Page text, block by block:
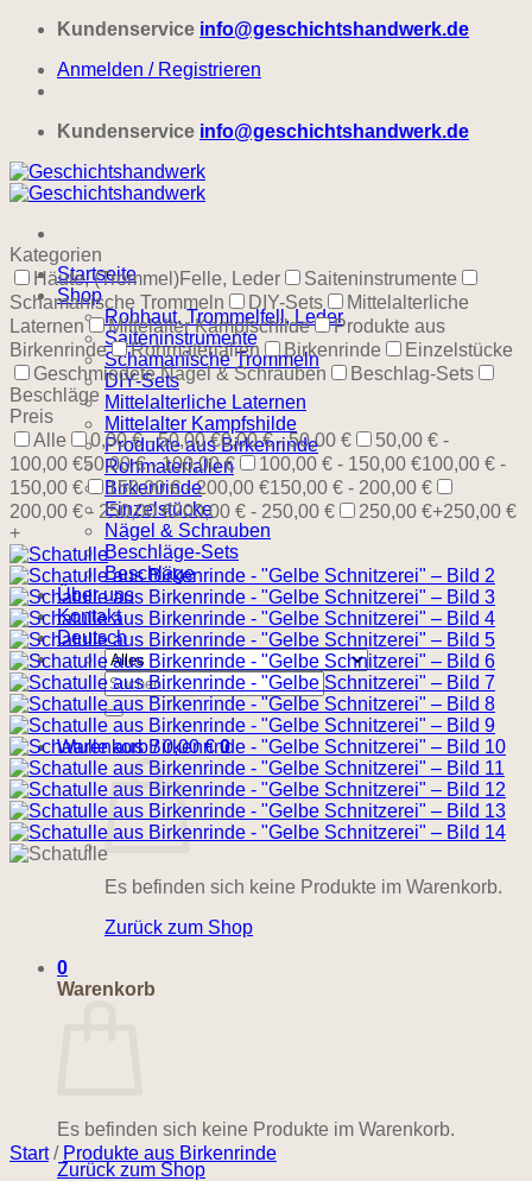
Zum
springen
Kundenservice info@geschichtshandwerk.de
Anmelden / Registrieren
Kundenservice info@geschichtshandwerk.de
Startseite
Shop
Rohhaut, Trommelfell, Leder
Saiteninstrumente
Schamanische Trommeln
DIY-Sets
Mittelalterliche Laternen
Mittelalter Kampfshilde
Produkte aus Birkenrinde
Rohmaterialien
Birkenrinde
Einzelstücke
Nägel & Schrauben
Beschläge-Sets
Beschläge
Über uns
Kontakt
Deutsch
Suchen
nach:
Warenkorb /0,00€ 0
Es befinden sich keine Produkte im Warenkorb.
Zurück zum Shop
0
Warenkorb
Es befinden sich keine Produkte im Warenkorb.
Zurück zum Shop
Kategorien
Häute, (Trommel)Felle, Leder
Saiteninstrumente
Schamanische Trommeln
DIY-Sets
Mittelalterliche
Laternen
Mittelalter Kampfschilde
Produkte aus
Birkenrinde
Rohmaterialien Birkenrinde
Einzelstücke
Geschmiedete Nägel & Schrauben
Beschlag-Sets
Beschläge
Preis
Alle
0,00 € - 50,00 €0,00 € - 50,00 €
50,00 € -
100,00 €50,00 € - 100,00 € 100,00 € - 150,00 €100,00 € -
150,00 €
150,00 € - 200,00 €150,00 € - 200,00 €
200,00 € - 250,00 €200,00 € - 250,00 € 250,00 €+250,00 €
+
Start / Produkte aus Birkenrinde